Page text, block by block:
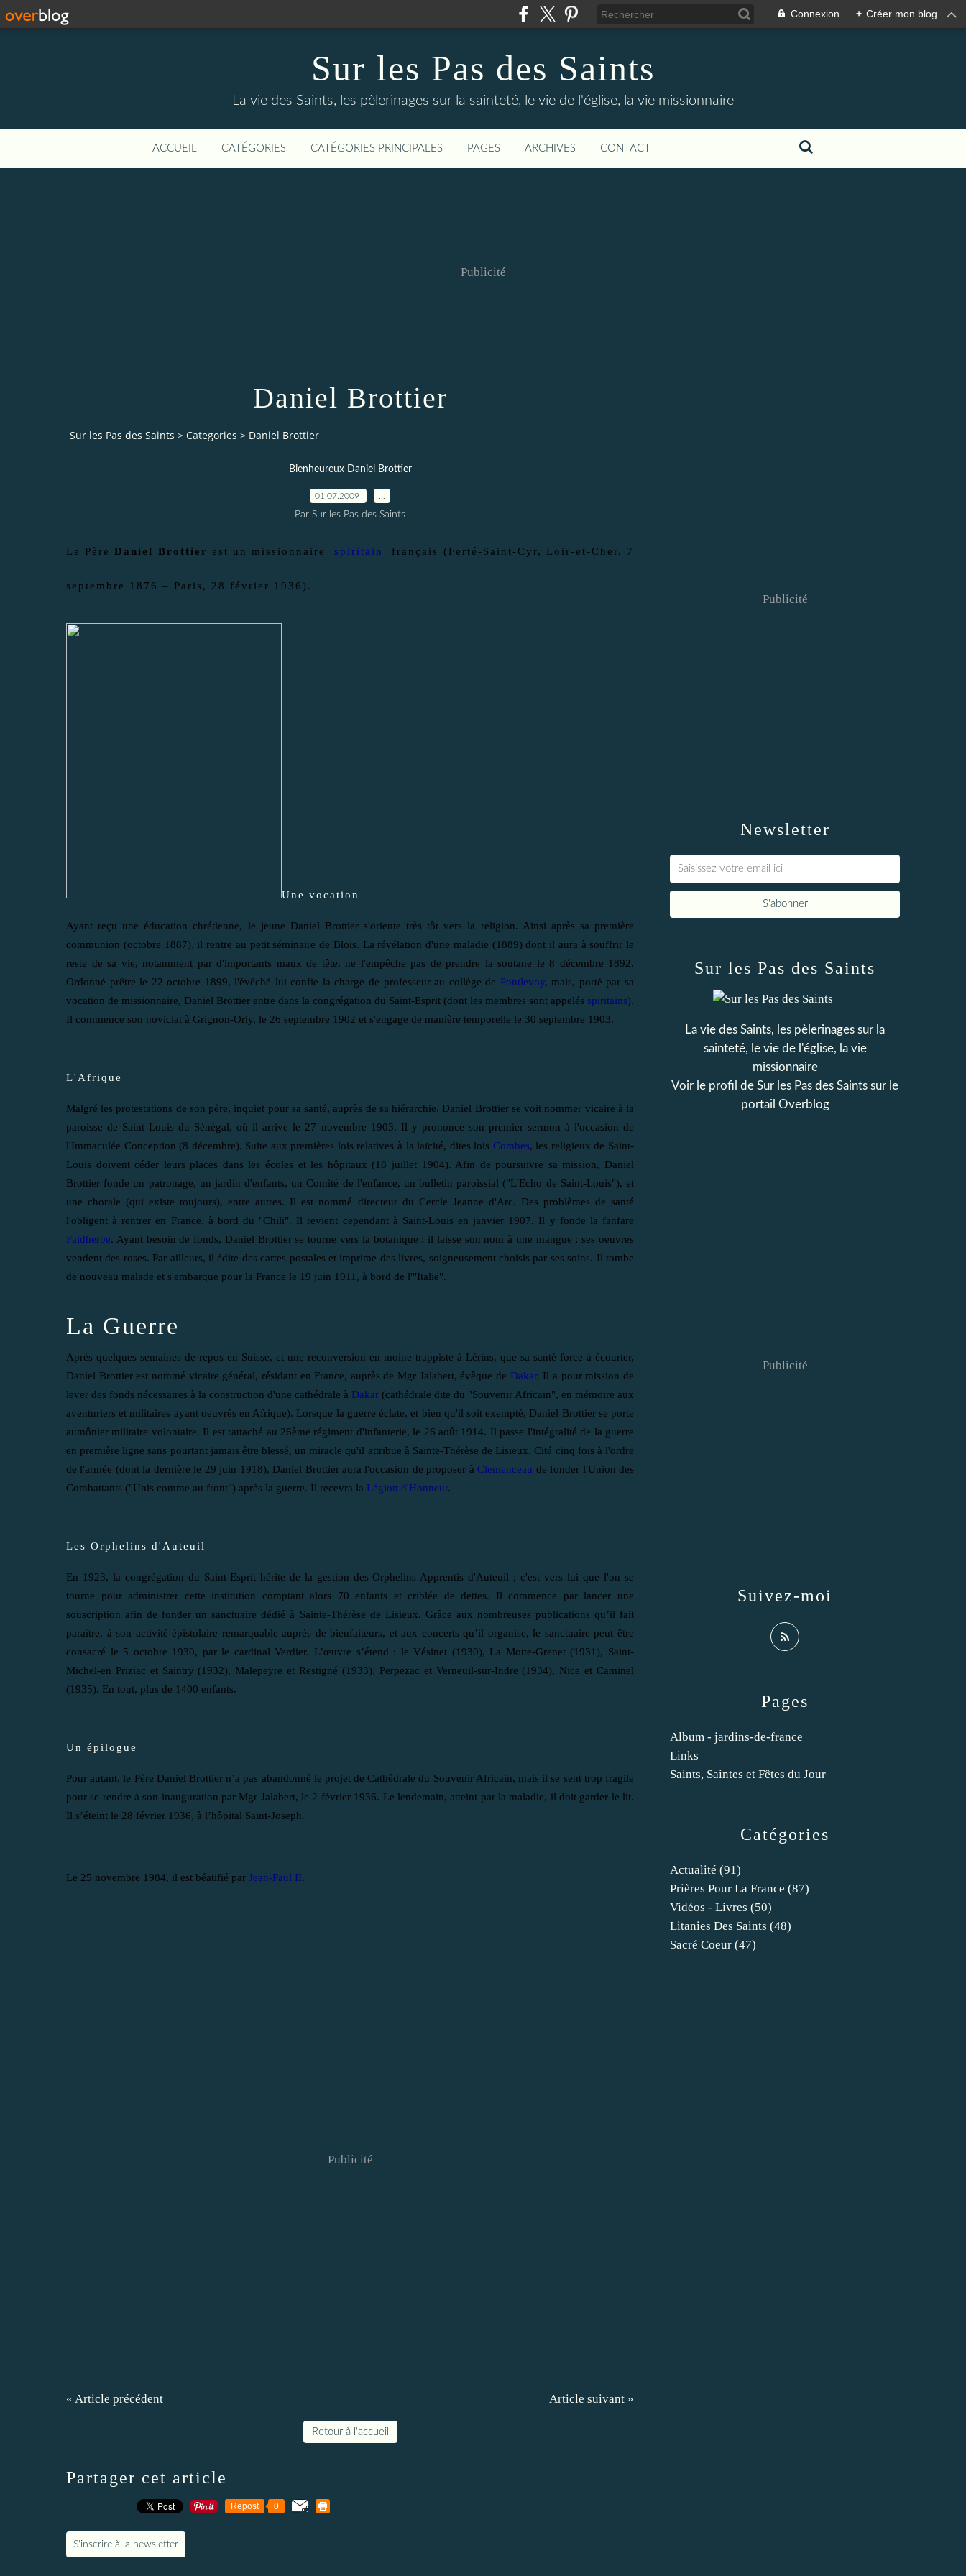
Connexion + Créer mon blog
Sur les Pas des Saints
La vie des Saints, les pèlerinages sur la sainteté, le vie de l'église, la vie missionnaire
ACCUEIL CATÉGORIES CATÉGORIES PRINCIPALES PAGES ARCHIVES CONTACT
Publicité
Daniel Brottier
Sur les Pas des Saints > Categories > Daniel Brottier
Bienheureux Daniel Brottier
01.07.2009
Par Sur les Pas des Saints
Le PèreDaniel Brottier est un missionnaire spiritain français (Ferté-Saint-Cyr, Loir-et-Cher, 7
septembre 1876 – Paris, 28 février 1936).
Une vocation
Ayant reçu une éducation chrétienne, le jeune Daniel Brottier s'oriente très tôt vers la religion. Ainsi après sa première
communion (octobre 1887), il rentre au petit séminaire de Blois. La révélation d'une maladie (1889) dont il aura à souffrir le
reste de sa vie, notamment par d'importants maux de tête, ne l'empêche pas de prendre la soutane le 8 décembre 1892.
Ordonné prêtre le 22 octobre 1899, l'évêché lui confie la charge de professeur au collège de Pontlevoy, mais, porté par sa
vocation de missionnaire, Daniel Brottier entre dans la congrégation du Saint-Esprit (dont les membres sont appelés spiritains).
Il commence son noviciat à Grignon-Orly, le 26 septembre 1902 et s'engage de manière temporelle le 30 septembre 1903.
L'Afrique
Malgré les protestations de son père, inquiet pour sa santé, auprès de sa hiérarchie, Daniel Brottier se voit nommer vicaire à la
paroisse de Saint Louis du Sénégal, où il arrive le 27 novembre 1903. Il y prononce son premier sermon à l'occasion de
l'Immaculée Conception (8 décembre). Suite aux premières lois relatives à la laïcité, dites lois Combes, les religieux de Saint-
Louis doivent céder leurs places dans les écoles et les hôpitaux (18 juillet 1904). Afin de poursuivre sa mission, Daniel
Brottier fonde un patronage, un jardin d'enfants, un Comité de l'enfance, un bulletin paroissial ("L'Echo de Saint-Louis"), et
une chorale (qui existe toujours), entre autres. Il est nommé directeur du Cercle Jeanne d'Arc. Des problèmes de santé
l'obligent à rentrer en France, à bord du "Chili". Il revient cependant à Saint-Louis en janvier 1907. Il y fonde la fanfare
Faidherbe. Ayant besoin de fonds, Daniel Brottier se tourne vers la botanique : il laisse son nom à une mangue ; ses oeuvres
vendent des roses. Par ailleurs, il édite des cartes postales et imprime des livres, soigneusement choisis par ses soins. Il tombe
de nouveau malade et s'embarque pour la France le 19 juin 1911, à bord de l'"Italie".
La Guerre
Après quelques semaines de repos en Suisse, et une reconversion en moine trappiste à Lérins, que sa santé force à écourter,
Daniel Brottier est nommé vicaire général, résidant en France, auprès de Mgr Jalabert, évêque de Dakar. Il a pour mission de
lever des fonds nécessaires à la construction d'une cathédrale à Dakar (cathédrale dite du "Souvenir Africain", en mémoire aux
aventuriers et militaires ayant oeuvrés en Afrique). Lorsque la guerre éclate, et bien qu'il soit exempté, Daniel Brottier se porte
aumônier militaire volontaire. Il est rattaché au 26ème régiment d'infanterie, le 26 août 1914. Il passe l'intégralité de la guerre
en première ligne sans pourtant jamais être blessé, un miracle qu'il attribue à Sainte-Thérèse de Lisieux. Cité cinq fois à l'ordre
de l'armée (dont la dernière le 29 juin 1918), Daniel Brottier aura l'occasion de proposer à Clemenceau de fonder l'Union des
Combattants ("Unis comme au front") après la guerre. Il recevra la Légion d'Honneur.
Les Orphelins d'Auteuil
En 1923, la congrégation du Saint-Esprit hérite de la gestion des Orphelins Apprentis d'Auteuil ; c'est vers lui que l'on se
tourne pour administrer cette institution comptant alors 70 enfants et criblée de dettes. Il commence par lancer une
souscription afin de fonder un sanctuaire dédié à Sainte-Thérèse de Lisieux. Grâce aux nombreuses publications qu’il fait
paraître, à son activité épistolaire remarquable auprès de bienfaiteurs, et aux concerts qu’il organise, le sanctuaire peut être
consacré le 5 octobre 1930, par le cardinal Verdier. L’œuvre s’étend : le Vésinet (1930), La Motte-Grenet (1931), Saint-
Michel-en Priziac et Saintry (1932), Malepeyre et Restigné (1933), Perpezac et Verneuil-sur-Indre (1934), Nice et Caminel
(1935). En tout, plus de 1400 enfants.
Un épilogue
Pour autant, le Père Daniel Brottier n’a pas abandonné le projet de Cathédrale du Souvenir Africain, mais il se sent trop fragile
pour se rendre à son inauguration par Mgr Jalabert, le 2 février 1936. Le lendemain, atteint par la maladie, il doit garder le lit.
Il s’éteint le 28 février 1936, à l’hôpital Saint-Joseph.
Le 25 novembre 1984, il est béatifié par Jean-Paul II.
Publicité
« Article précédent Article suivant »
Retour à l'accueil
Partager cet article
Repost 0
S'inscrire à la newsletter
Newsletter
Publicité
Catégories
Actualité (91)
Prières Pour La France (87)
Vidéos - Livres (50)
Litanies Des Saints (48)
Sacré Coeur (47)
Pages
Album - jardins-de-france
Links
Saints, Saintes et Fêtes du Jour
Sur les Pas des Saints
La vie des Saints, les pèlerinages sur la
sainteté, le vie de l'église, la vie
missionnaire
Voir le profil de Sur les Pas des Saints sur le
portail Overblog
Suivez-moi
Publicité